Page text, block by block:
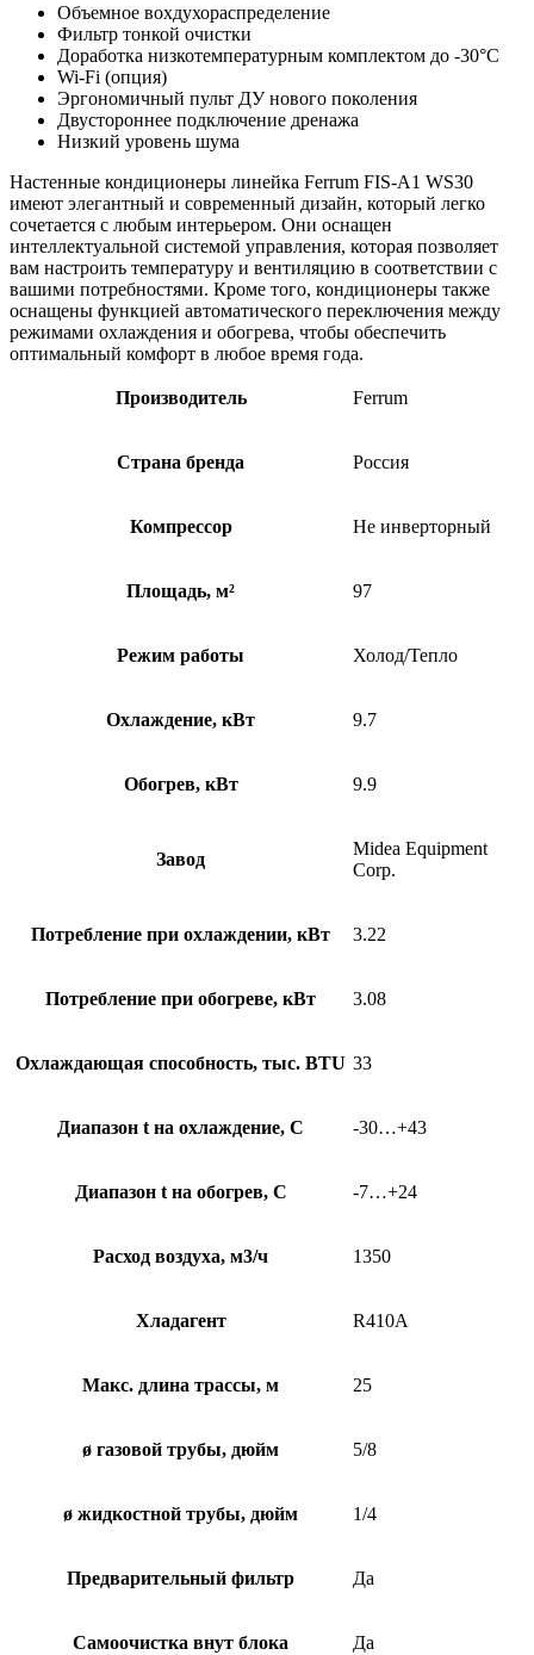
Объемное вохдухораспределение
Фильтр тонкой очистки
Доработка низкотемпературным комплектом до -30°С
Wi-Fi (опция)
Эргономичный пульт ДУ нового поколения
Двустороннее подключение дренажа
Низкий уровень шума
Настенные кондиционеры линейка Ferrum FIS-A1 WS30
имеют элегантный и современный дизайн, который легко
сочетается с любым интерьером. Они оснащен
интеллектуальной системой управления, которая позволяет
вам настроить температуру и вентиляцию в соответствии с
вашими потребностями. Кроме того, кондиционеры также
оснащены функцией автоматического переключения между
режимами охлаждения и обогрева, чтобы обеспечить
оптимальный комфорт в любое время года.
Производитель Ferrum
Страна бренда Россия
Компрессор Не инверторный
Площадь, м² 97
Режим работы Холод/Тепло
Охлаждение, кВт 9.7
Обогрев, кВт 9.9
Завод
Midea Equipment
Corp.
Потребление при охлаждении, кВт 3.22
Потребление при обогреве, кВт 3.08
Охлаждающая способность, тыс. BTU 33
Диапазон t на охлаждение, С -30…+43
Диапазон t на обогрев, С -7…+24
Расход воздуха, м3/ч 1350
Хладагент R410A
Макс. длина трассы, м 25
ø газовой трубы, дюйм 5/8
ø жидкостной трубы, дюйм 1/4
Предварительный фильтр Да
Самоочистка внут блока Да